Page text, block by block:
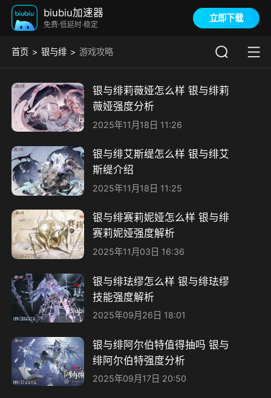
biubiu加速器
免费·低延时·稳定
立即下载
首页 银与绯 游戏攻略
银与绯莉薇娅怎么样 银与绯莉
薇娅强度分析
2025年11月18日 11:26
银与绯艾斯缇怎么样 银与绯艾
斯缇介绍
2025年11月18日 11:25
银与绯赛莉妮娅怎么样 银与绯
赛莉妮娅强度解析
2025年11月03日 16:36
银与绯珐缪怎么样 银与绯珐缪
技能强度解析
2025年09月26日 18:01
银与绯阿尔伯特值得抽吗 银与
绯阿尔伯特强度分析
2025年09月17日 20:50